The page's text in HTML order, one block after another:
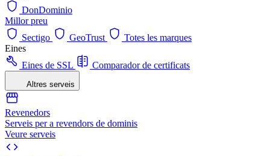
DonDominio
Millor preu
Sectigo
GeoTrust
Totes les marques
Eines
Eines de SSL
Comparador de certificats
Altres serveis
Revenedors
Serveis per a revendors de dominis
Veure serveis